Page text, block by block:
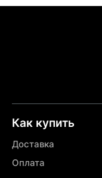
Как купить
Доставка
Оплата